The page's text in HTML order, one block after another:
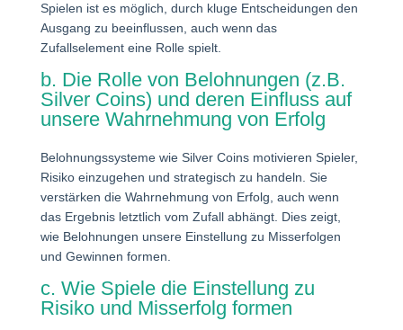
Spielen ist es möglich, durch kluge Entscheidungen den
Ausgang zu beeinflussen, auch wenn das
Zufallselement eine Rolle spielt.
b. Die Rolle von Belohnungen (z.B.
Silver Coins) und deren Einfluss auf
unsere Wahrnehmung von Erfolg
Belohnungssysteme wie Silver Coins motivieren Spieler,
Risiko einzugehen und strategisch zu handeln. Sie
verstärken die Wahrnehmung von Erfolg, auch wenn
das Ergebnis letztlich vom Zufall abhängt. Dies zeigt,
wie Belohnungen unsere Einstellung zu Misserfolgen
und Gewinnen formen.
c. Wie Spiele die Einstellung zu
Risiko und Misserfolg formen